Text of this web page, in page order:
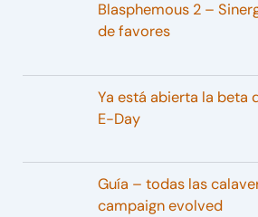
Blasphemous 2 –
de favores
Ya está abierta la beta
E-Day
Guía – todas las
campaign evolved